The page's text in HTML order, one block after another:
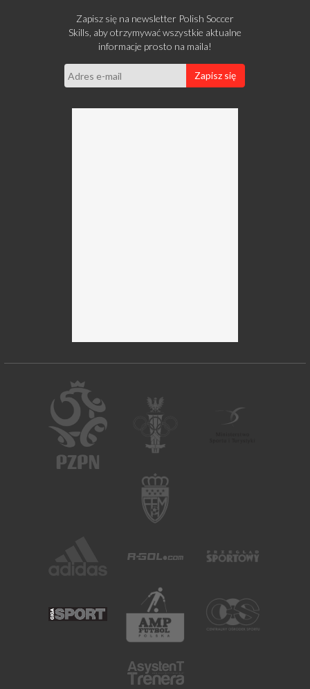
Zapisz się na newsletter Polish Soccer
Skills, aby otrzymywać wszystkie aktualne
informacje prosto na maila!
Zapisz się